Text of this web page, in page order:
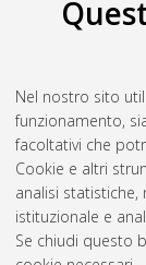
Nel nostro sito
funzionamento,
facoltativi che
Cookie e altri
analisi statistiche,
istituzionale e
Se chiudi questo
Renzi, Laura
and variability of
Studiorum
futuro della
DOI 10.48676/
Questa lista e'